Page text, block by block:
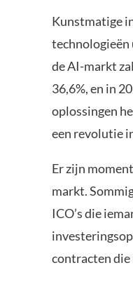
Kunstmatige
technologieën
de AI-markt
36,6%, en in
oplossingen
een revolutie
Er zijn
markt.
ICO’s die
contracten